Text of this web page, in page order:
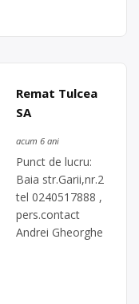
Remat Tulcea
SA
acum 6 ani
Punct de lucru:
Baia str.Garii,nr.2
tel 0240517888 ,
pers.contact
Andrei Gheorghe